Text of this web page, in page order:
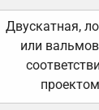
Двускатная,
или